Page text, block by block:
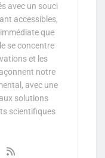
avec un souci
accessibles,
que
se concentre
et les
notre
avec une
solutions
scientifiques